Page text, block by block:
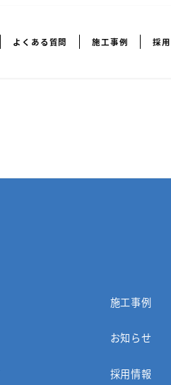
よくある質問 施工事例 採
施工事例
お知らせ
採用情報